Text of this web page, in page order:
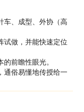
车、成型、外协（高
试做，并能快速定位
前瞻性眼光。
通俗易懂地传授给一